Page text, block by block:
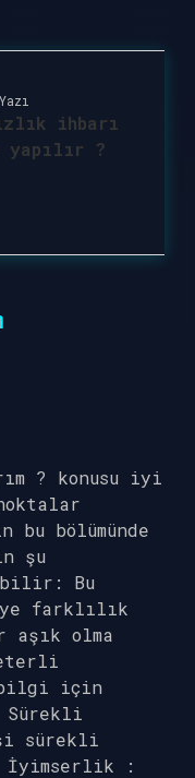
ihbarı
yapılır ?
? konusu iyi
bu bölümünde
şu
Bu
farklılık
olma
bilgi için
sürekli
İyimserlik :